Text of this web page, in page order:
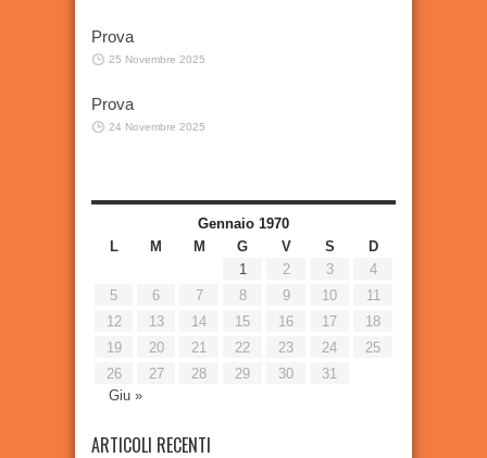
Prova
25 Novembre 2025
Prova
24 Novembre 2025
Gennaio 1970
L
M M G V S
D
1
2 3
4
5
6 7 8 9 10
11
12
13 14 15 16 17
18
19
20 21 22 23 24
25
26
27 28 29 30
31
Giu »
ARTICOLI RECENTI